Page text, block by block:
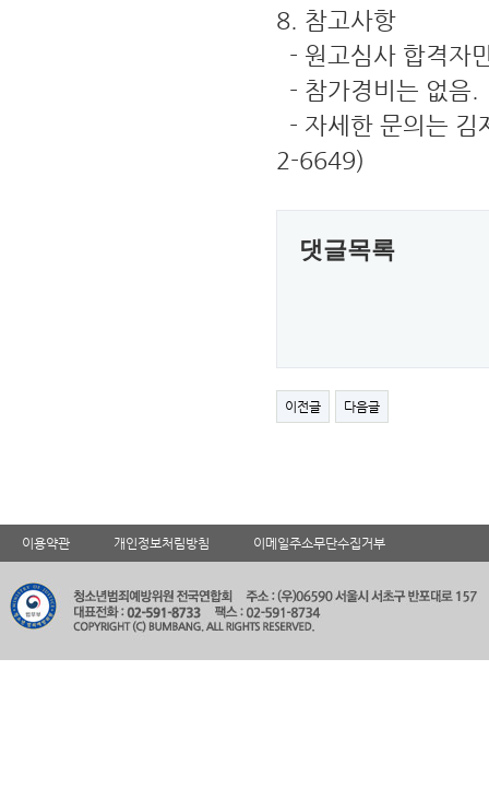
8. 참고사항
- 원고심사 합격자
- 참가경비는 없음.
- 자세한 문의는
2-6649)
댓글목록
이전글 다음글
이용약관 개인정보처림방침 이메일주소무단수집거부